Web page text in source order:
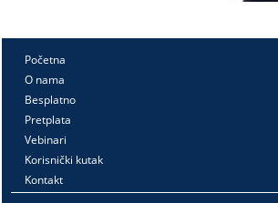
Početna
O nama
Besplatno
Pretplata
Vebinari
Korisnički kutak
Kontakt